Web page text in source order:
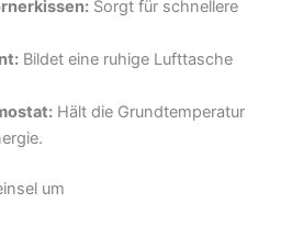
Sorgt für schnellere
Bildet eine ruhige Lufttasche
Hält die Grundtemperatur
um